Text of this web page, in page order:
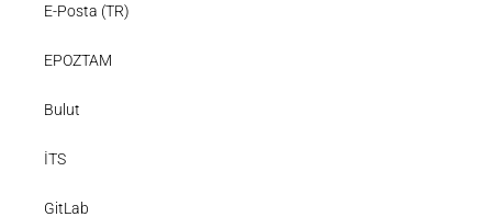
E-Posta (TR)
EPOZTAM
Bulut
İTS
GitLab